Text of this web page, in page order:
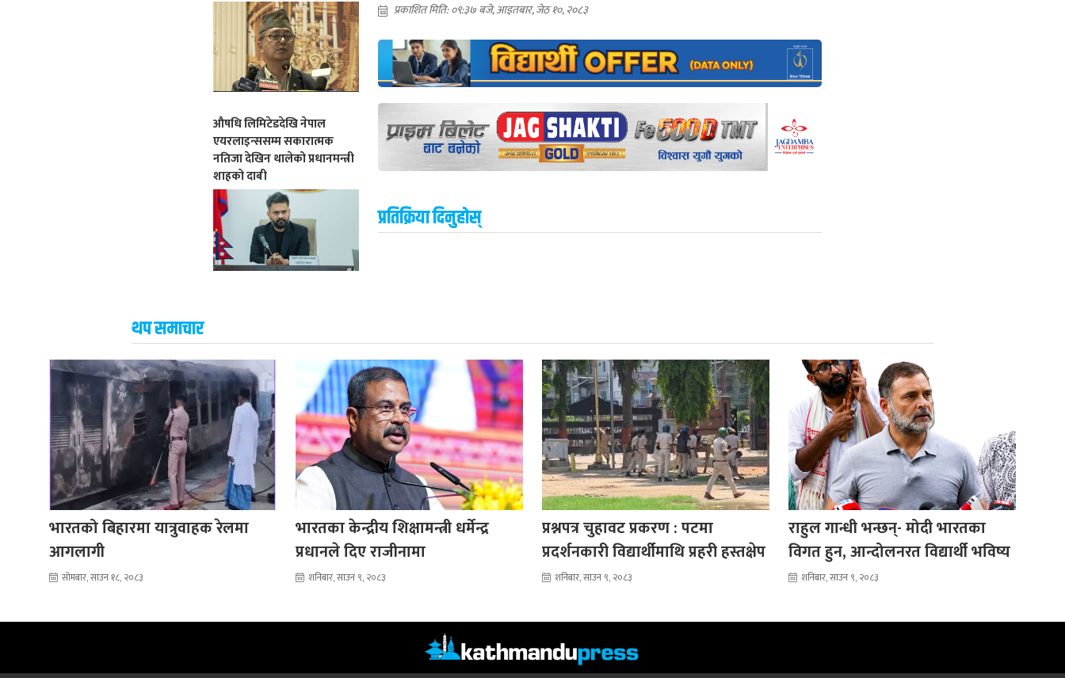
औषधि लिमिटेडदेखि नेपाल
एयरलाइन्ससम्म सकारात्मक
नतिजा देखिन थालेको प्रधानमन्त्री
शाहको दाबी
प्रकाशित मिति: ०९:३७ बजे, आइतबार, जेठ १०, २०८३
प्रतिक्रिया दिनुहोस्
थप समाचार
भारतको बिहारमा यात्रुवाहक रेलमा
आगलागी
सोमबार, साउन १८, २०८३
भारतका केन्द्रीय शिक्षामन्त्री धर्मेन्द्र
प्रधानले दिए राजीनामा
शनिबार, साउन ९, २०८३
प्रश्नपत्र चुहावट प्रकरण : पटमा
प्रदर्शनकारी विद्यार्थीमाथि प्रहरी हस्तक्षेप
शनिबार, साउन ९, २०८३
राहुल गान्धी भन्छन्- मोदी भारतका
विगत हुन, आन्दोलनरत विद्यार्थी भविष्य
शनिबार, साउन ९, २०८३